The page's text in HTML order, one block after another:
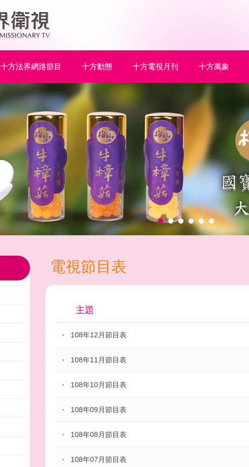
十方法界網路節目 十方動態 十方電視月刊 十方萬象
電視節目表
主題
108年12月節目表
108年11月節目表
108年10月節目表
108年09月節目表
108年08月節目表
108年07月節目表